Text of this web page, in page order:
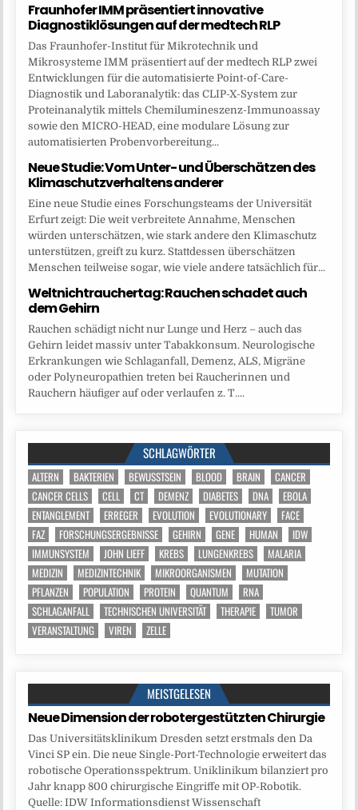
Fraunhofer IMM präsentiert innovative
Diagnostiklösungen auf der medtech RLP
Das Fraunhofer-Institut für Mikrotechnik und
Mikrosysteme IMM präsentiert auf der medtech RLP zwei
Entwicklungen für die automatisierte Point-of-Care-
Diagnostik und Laboranalytik: das CLIP-X-System zur
Proteinanalytik mittels Chemilumineszenz-Immunoassay
sowie den MICRO-HEAD, eine modulare Lösung zur
automatisierten Probenvorbereitung...
Neue Studie: Vom Unter- und Überschätzen des
Klimaschutzverhaltens anderer
Eine neue Studie eines Forschungsteams der Universität
Erfurt zeigt: Die weit verbreitete Annahme, Menschen
würden unterschätzen, wie stark andere den Klimaschutz
unterstützen, greift zu kurz. Stattdessen überschätzen
Menschen teilweise sogar, wie viele andere tatsächlich für...
Weltnichtrauchertag: Rauchen schadet auch
dem Gehirn
Rauchen schädigt nicht nur Lunge und Herz – auch das
Gehirn leidet massiv unter Tabakkonsum. Neurologische
Erkrankungen wie Schlaganfall, Demenz, ALS, Migräne
oder Polyneuropathien treten bei Raucherinnen und
Rauchern häufiger auf oder verlaufen z. T....
SCHLAGWÖRTER
ALTERN BAKTERIEN BEWUSSTSEIN BLOOD BRAIN
CANCER
CANCER CELLS
CELL CT DEMENZ DIABETES DNA
EBOLA
ENTANGLEMENT
ERREGER EVOLUTION EVOLUTIONARY
FACE
FAZ
FORSCHUNGSERGEBNISSE GEHIRN GENE HUMAN
IDW
IMMUNSYSTEM
JOHN LIEFF KREBS LUNGENKREBS
MALARIA
MEDIZIN
MEDIZINTECHNIK MIKROORGANISMEN
MUTATION
PFLANZEN
POPULATION PROTEIN QUANTUM
RNA
SCHLAGANFALL
TECHNISCHEN UNIVERSITÄT THERAPIE
TUMOR
VERANSTALTUNG
VIREN ZELLE
MEISTGELESEN
Neue Dimension der robotergestützten Chirurgie
Das Universitätsklinikum Dresden setzt erstmals den Da
Vinci SP ein. Die neue Single-Port-Technologie erweitert das
robotische Operationsspektrum. Uniklinikum bilanziert pro
Jahr knapp 800 chirurgische Eingriffe mit OP-Robotik.
Quelle: IDW Informationsdienst Wissenschaft